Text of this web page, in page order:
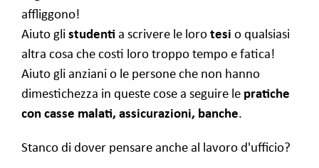
affliggono!
Aiuto gli studenti a scrivere le loro tesi o qualsiasi
altra cosa che costi loro troppo tempo e fatica!
Aiuto gli anziani o le persone che non hanno
dimestichezza in queste cose a seguire le pratiche
con casse malati, assicurazioni, banche.
Stanco di dover pensare anche al lavoro d'ufficio?